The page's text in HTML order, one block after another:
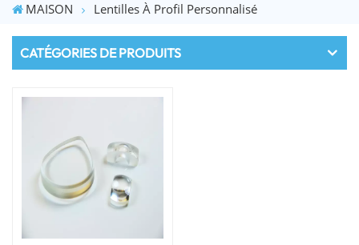
MAISON Lentilles À Profil Personnalisé
CATÉGORIES DE PRODUITS